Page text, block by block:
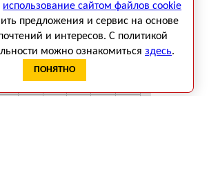
Август 2026
Ср Сб
1
2
6
использование сайтом файлов cookie
предложения и сервис на основе
и интересов. С политикой
можно ознакомиться здесь.
ПОНЯТНО